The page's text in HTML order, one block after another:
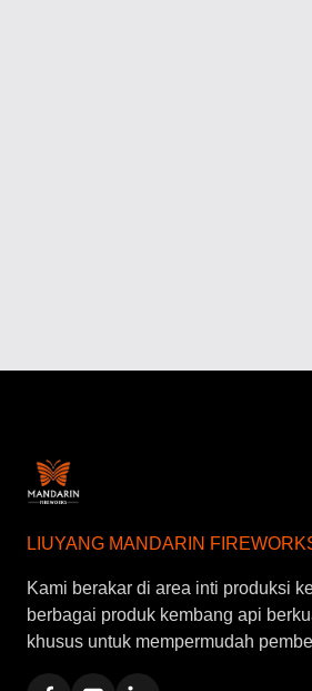
LIUYANG MANDARIN
Kami berakar di area inti produksi
berbagai produk kembang api
khusus untuk mempermudah